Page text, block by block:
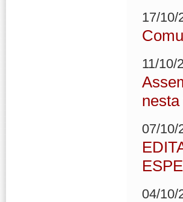
17/10/
11/10/
07/10/
04/10/